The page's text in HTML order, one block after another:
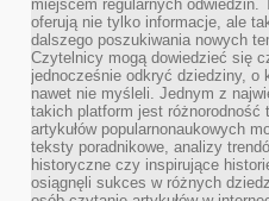
miejscem regularnych odwiedzin.
oferują nie tylko informacje, ale
dalszego poszukiwania nowych
Czytelnicy mogą dowiedzieć się
jednocześnie odkryć dziedziny, o
nawet nie myśleli. Jednym z
takich platform jest różnorodność
artykułów popularnonaukowych
teksty poradnikowe, analizy
historyczne czy inspirujące
osiągnęli sukces w różnych